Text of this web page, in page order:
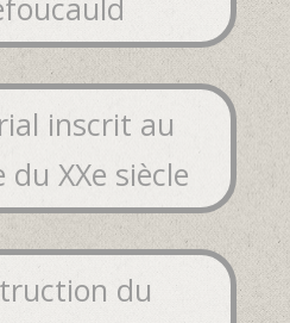
inscrit au
XXe siècle
du